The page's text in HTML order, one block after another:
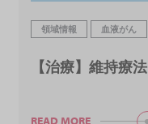
領域情報 血液がん
【治療】維持療法
READ MORE